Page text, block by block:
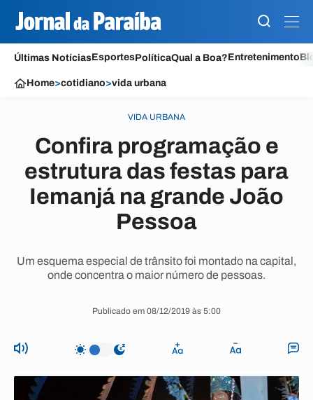
Últimas NotíciasEsportesPolíticaQual a Boa?Entretenimento
Home>cotidiano>vida urbana
VIDA URBANA
Confira programação e
estrutura das festas para
Iemanjá na grande João
Pessoa
Um esquema especial de trânsito foi montado na capital,
onde concentra o maior número de pessoas.
Publicado em 08/12/2019 às 5:00